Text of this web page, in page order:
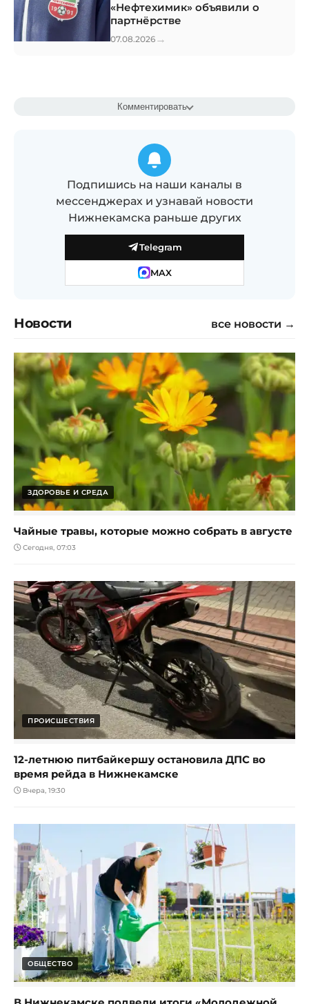
«Нефтехимик» объявили о
партнёрстве
07.08.2026 →
Комментировать
Подпишись на наши каналы в
мессенджерах и узнавай новости
Нижнекамска раньше других
Telegram
MAX
Новости все новости →
ЗДОРОВЬЕ И СРЕДА
Чайные травы, которые можно собрать в августе
Сегодня, 07:03
ПРОИСШЕСТВИЯ
12-летнюю питбайкершу остановила ДПС во
время рейда в Нижнекамске
Вчера, 19:30
ОБЩЕСТВО